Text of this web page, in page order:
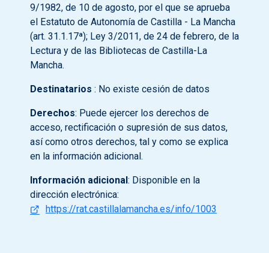
9/1982, de 10 de agosto, por el que se aprueba
el Estatuto de Autonomía de Castilla - La Mancha
(art. 31.1.17ª); Ley 3/2011, de 24 de febrero, de la
Lectura y de las Bibliotecas de Castilla-La
Mancha.
Destinatarios : No existe cesión de datos
Derechos: Puede ejercer los derechos de
acceso, rectificación o supresión de sus datos,
así como otros derechos, tal y como se explica
en la información adicional.
Información adicional : Disponible en la
dirección electrónica:
https://rat.castillalamancha.es/info/1003